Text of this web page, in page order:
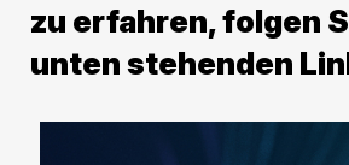
zu erfahren, folgen
unten stehenden